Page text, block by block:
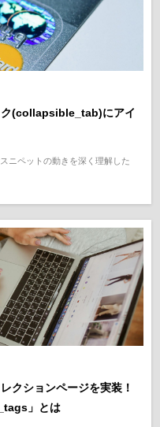
ク(collapsible_tab)にアイ
ニペットの動きを深く理解した
クションページを実装！
」とは